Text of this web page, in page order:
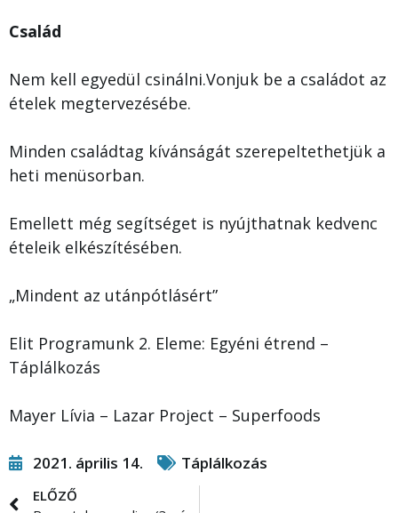
Család
Nem kell egyedül csinálni.Vonjuk be a családot az
ételek megtervezésébe.
Minden családtag kívánságát szerepeltethetjük a
heti menüsorban.
Emellett még segítséget is nyújthatnak kedvenc
ételeik elkészítésében.
„Mindent az utánpótlásért”
Elit Programunk 2. Eleme: Egyéni étrend –
Táplálkozás
Mayer Lívia – Lazar Project – Superfoods
2021. április 14. Táplálkozás
ELŐZŐ